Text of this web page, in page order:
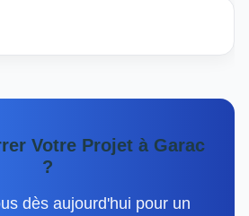
Votre Projet à Garac
?
dès aujourd'hui pour un